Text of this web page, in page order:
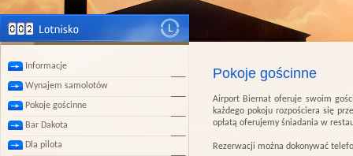
Informacje
Wynajem samolotów
Pokoje gościnne
Bar Dakota
Dla pilota
Pokoje gościnne
Airport Biernat oferuje swoim
każdego pokoju rozpościera się
opłatą oferujemy śniadania w
Rezerwacji można dokonywać